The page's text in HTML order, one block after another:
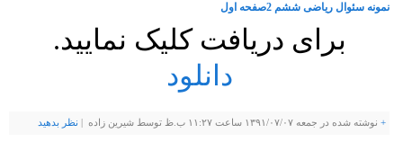
نمونه سئوال ریاضی ششم 2صفحه اول
برای دریافت کلیک نمایید.
دانلود
+ نوشته شده در جمعه ۱۳۹۱/۰۷/۰۷ ساعت ۱۱:۲۷ ب.ظ توسط شيرين زاده | نظر بدهيد